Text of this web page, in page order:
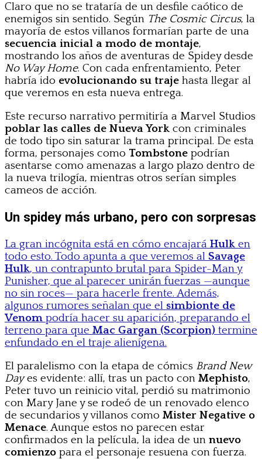
Claro que no se trataría de un desfile caótico de
enemigos sin sentido. Según The Cosmic Circus, la
mayoría de estos villanos formarían parte de una
secuencia inicial a modo de montaje,
mostrando los años de aventuras de Spidey desde
No Way Home. Con cada enfrentamiento, Peter
habría ido evolucionando su traje hasta llegar al
que veremos en esta nueva entrega.
Este recurso narrativo permitiría a Marvel Studios
poblar las calles de Nueva York con criminales
de todo tipo sin saturar la trama principal. De esta
forma, personajes como Tombstone podrían
asentarse como amenazas a largo plazo dentro de
la nueva trilogía, mientras otros serían simples
cameos de acción.
Un spidey más urbano, pero con sorpresas
La gran incógnita está en cómo encajará Hulk en
todo esto. Todo apunta a que veremos al Savage
Hulk, un contrapunto brutal para Spider-Man y
Punisher, que al parecer unirán fuerzas —aunque
no sin roces— para hacerle frente. Además,
algunos rumores señalan que el simbionte de
Venom podría hacer su aparición, preparando el
terreno para que Mac Gargan (Scorpion) termine
enfundado en el traje alienígena.
El paralelismo con la etapa de cómics Brand New
Dayes evidente: allí, tras un pacto con Mephisto,
Peter tuvo un reinicio vital, perdió su matrimonio
con Mary Jane y se rodeó de un renovado elenco
de secundarios y villanos como Mister Negative o
Menace. Aunque estos no parecen estar
confirmados en la película, la idea de un nuevo
comienzo para el personaje resuena con fuerza.